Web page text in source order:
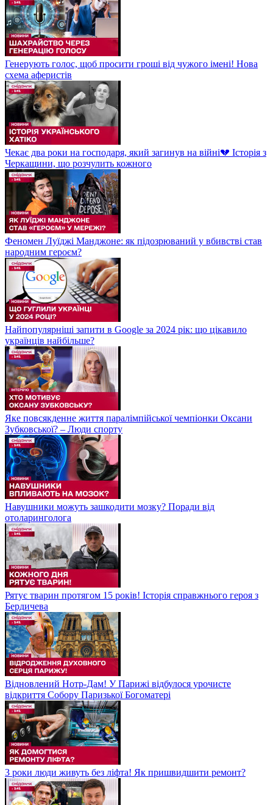
Генерують голос, щоб просити гроші від чужого імені! Нова
схема аферистів
Чекає два роки на господаря, який загинув на війні💔 Історія з
Черкащини, що розчулить кожного
Феномен Луїджі Манджоне: як підозрюваний у вбивстві став
народним героєм?
Найпопулярніші запити в Google за 2024 рік: що цікавило
українців найбільше?
Яке повсякденне життя паралімпійської чемпіонки Оксани
Зубковської? – Люди спорту
Навушники можуть зашкодити мозку? Поради від
отоларинголога
Рятує тварин протягом 15 років! Історія справжнього героя з
Бердичева
Відновлений Нотр-Дам! У Парижі відбулося урочисте
відкриття Собору Паризької Богоматері
3 роки люди живуть без ліфта! Як пришвидшити ремонт?